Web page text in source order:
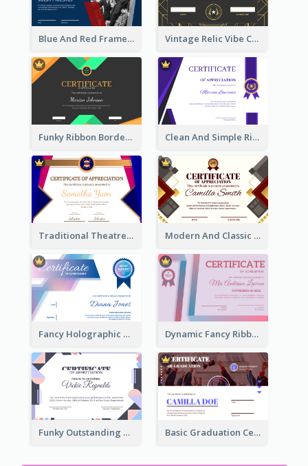
Blue And Red Frame With Photo Certificate Vintage Relic Vibe Certificate Design Template
Funky Ribbon Border Certificate Design Template Clean And Simple Ribbon Certificate Design Ideas
Traditional Theatre Certificate Design Template Modern And Classic Art Deco Certificate Design Ideas
Fancy Holographic Certificate Design Ideas Dynamic Fancy Ribbon Certificate Design Ideas
Funky Outstanding Shapes Certificate Design Template Ideas Basic Graduation Certificate With Campus Photo Design